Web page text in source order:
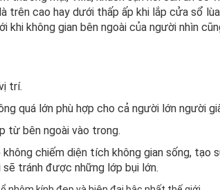
trên cao hay dưới thấp ấp khi lắp cửa sổ
không gian bên ngoài của người nhìn
trí.
quá lớn phù hợp cho cả người lớn người
từ bên ngoài vào trong.
chiếm diện tích không gian sống, tạo
tránh được những lớp bụi lớn.